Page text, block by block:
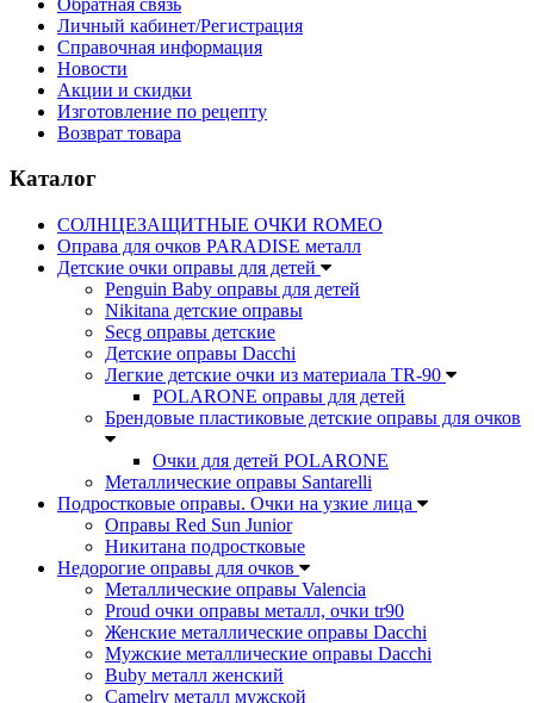
Личный кабинет/Регистрация
Справочная информация
Новости
Акции и скидки
Изготовление по рецепту
Возврат товара
Каталог
СОЛНЦЕЗАЩИТНЫЕ ОЧКИ ROMEO
Оправа для очков PARADISE металл
Детские очки оправы для детей
Penguin Baby оправы для детей
Nikitana детские оправы
Secg оправы детские
Детские оправы Dacchi
Легкие детские очки из материала TR-90
POLARONE оправы для детей
Брендовые пластиковые детские оправы для очков
Очки для детей POLARONE
Металлические оправы Santarelli
Подростковые оправы. Очки на узкие лица
Оправы Red Sun Junior
Никитана подростковые
Недорогие оправы для очков
Металлические оправы Valencia
Proud очки оправы металл, очки tr90
Женские металлические оправы Dacchi
Мужские металлические оправы Dacchi
Buby металл женский
Camelry металл мужской